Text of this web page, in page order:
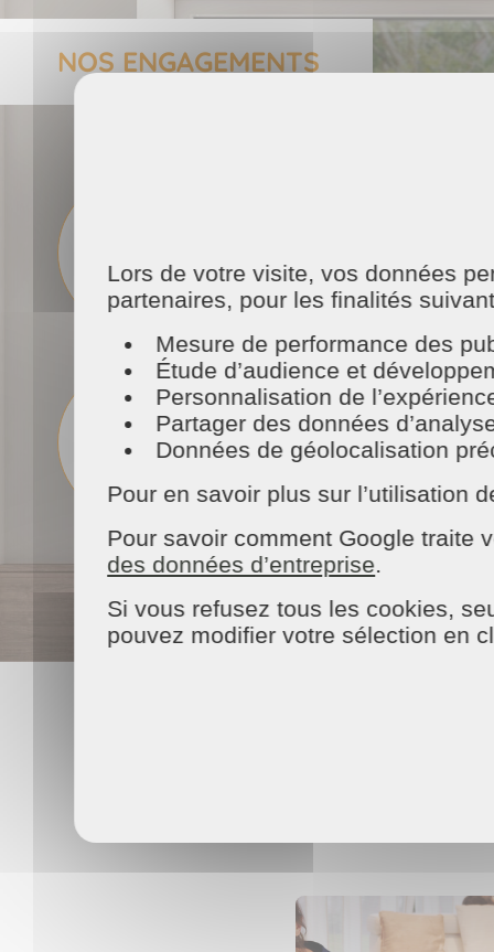
NOS ENGAGEMENTS
immédiat
1 intervenant
sélectionné,forméet
encadré
Lors de votre visite, vos données
partenaires, pour les finalités
Mesure de performance des
Étude d’audience et
Personnalisation de
Partager des données
Données de géolocalisation
Pour en savoir plus sur l’utilisation
Pour savoir comment Google traite
des données d’entreprise.
Si vous refusez tous les cookies,
pouvez modifier votre sélection en